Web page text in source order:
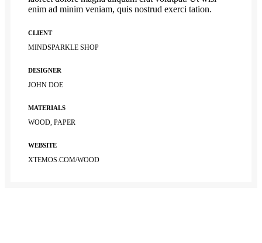
enim ad minim veniam, quis nostrud exerci tation.
CLIENT
MINDSPARKLE SHOP
DESIGNER
JOHN DOE
MATERIALS
WOOD, PAPER
WEBSITE
XTEMOS.COM/WOOD